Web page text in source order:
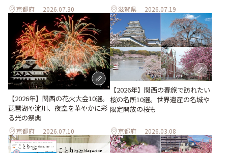
京都府 2026.07.30 滋賀県 2026.07.19
【2026年】関西の花火大会10選。
琵琶湖や淀川、夜空を華やかに彩
る光の祭典
京都府 2026.07.10
【2026年】関西の春旅で訪れたい
桜の名所10選。世界遺産の名城や
限定開放の桜も
京都府 2026.03.08